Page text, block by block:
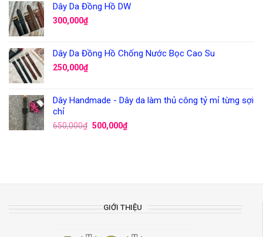
Dây Da Đồng Hồ DW
300,000₫
Dây Da Đồng Hồ Chống Nước Bọc Cao Su
250,000₫
Dây Handmade - Dây da làm thủ công tỷ mỉ từng sợi
chỉ
650,000₫ 500,000₫
GIỚI THIỆU